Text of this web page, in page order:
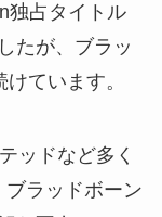
独占タイトル
たが、ブラッ
ています。
ッドなど多く
ラッドボーン